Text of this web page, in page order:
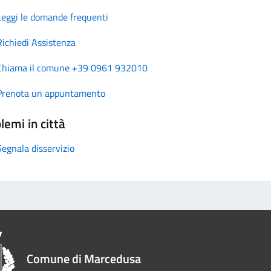
le domande frequenti
Assistenza
il comune +39 0961 932010
un appuntamento
in città
disservizio
Comune di Marcedusa